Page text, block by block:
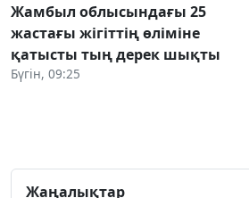
Жамбыл облысындағы 25
жастағы жігіттің өліміне
қатысты тың дерек шықты
Бүгін, 09:25
Жаңалықтар